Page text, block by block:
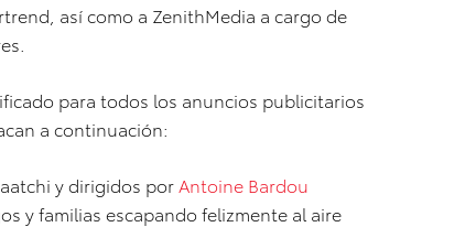
así como a ZenithMedia a cargo de
para todos los anuncios publicitarios
a continuación:
y dirigidos por Antoine Bardou
y familias escapando felizmente al aire